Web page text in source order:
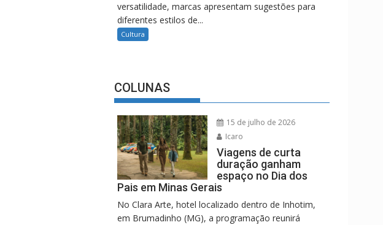
versatilidade, marcas apresentam sugestões para
diferentes estilos de...
Cultura
COLUNAS
15 de julho de 2026
Icaro
Viagens de curta
duração ganham
espaço no Dia dos
Pais em Minas Gerais
No Clara Arte, hotel localizado dentro de Inhotim,
em Brumadinho (MG), a programação reunirá